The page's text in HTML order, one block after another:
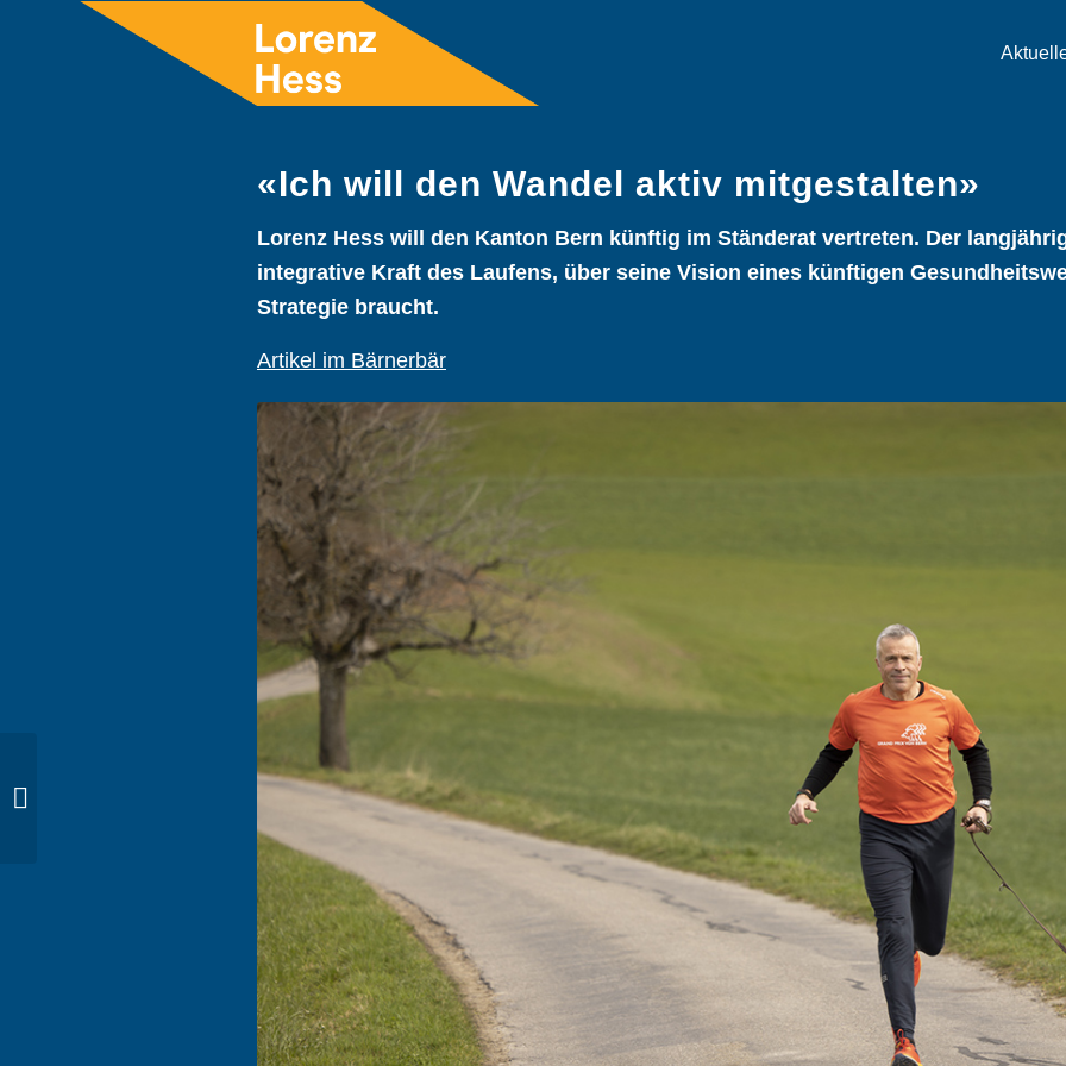
«Ich will den Wandel aktiv mitgestalten»
Lorenz Hess will den Kanton Bern künftig im Ständerat vertreten. Der
integrative Kraft des Laufens, über seine Vision eines künftigen
Strategie braucht.
Artikel im Bärnerbär